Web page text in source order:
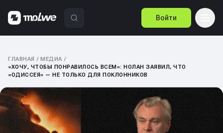
Войти
ГЛАВНАЯ / МЕДИА /
«ХОЧУ, ЧТОБЫ ПОНРАВИЛОСЬ ВСЕМ»: НОЛАН ЗАЯВИЛ, ЧТО
«ОДИССЕЯ» — НЕ ТОЛЬКО ДЛЯ ПОКЛОННИКОВ